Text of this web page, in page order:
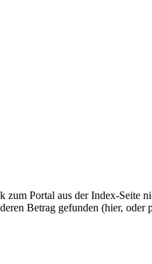
Portal aus der Index-Seite
Betrag gefunden (hier,